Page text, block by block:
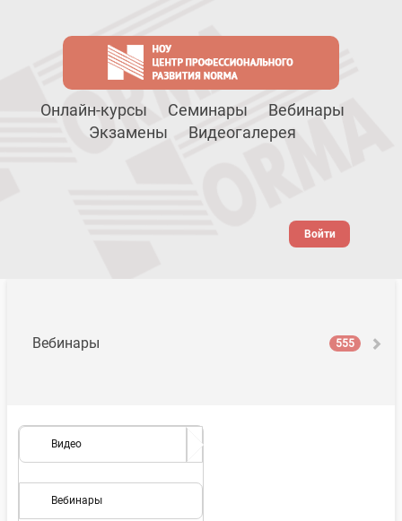
Онлайн-курсы Семинары
Вебинары
Экзамены
Видеогалерея
Войти
Вебинары 555
Видео
Вебинары